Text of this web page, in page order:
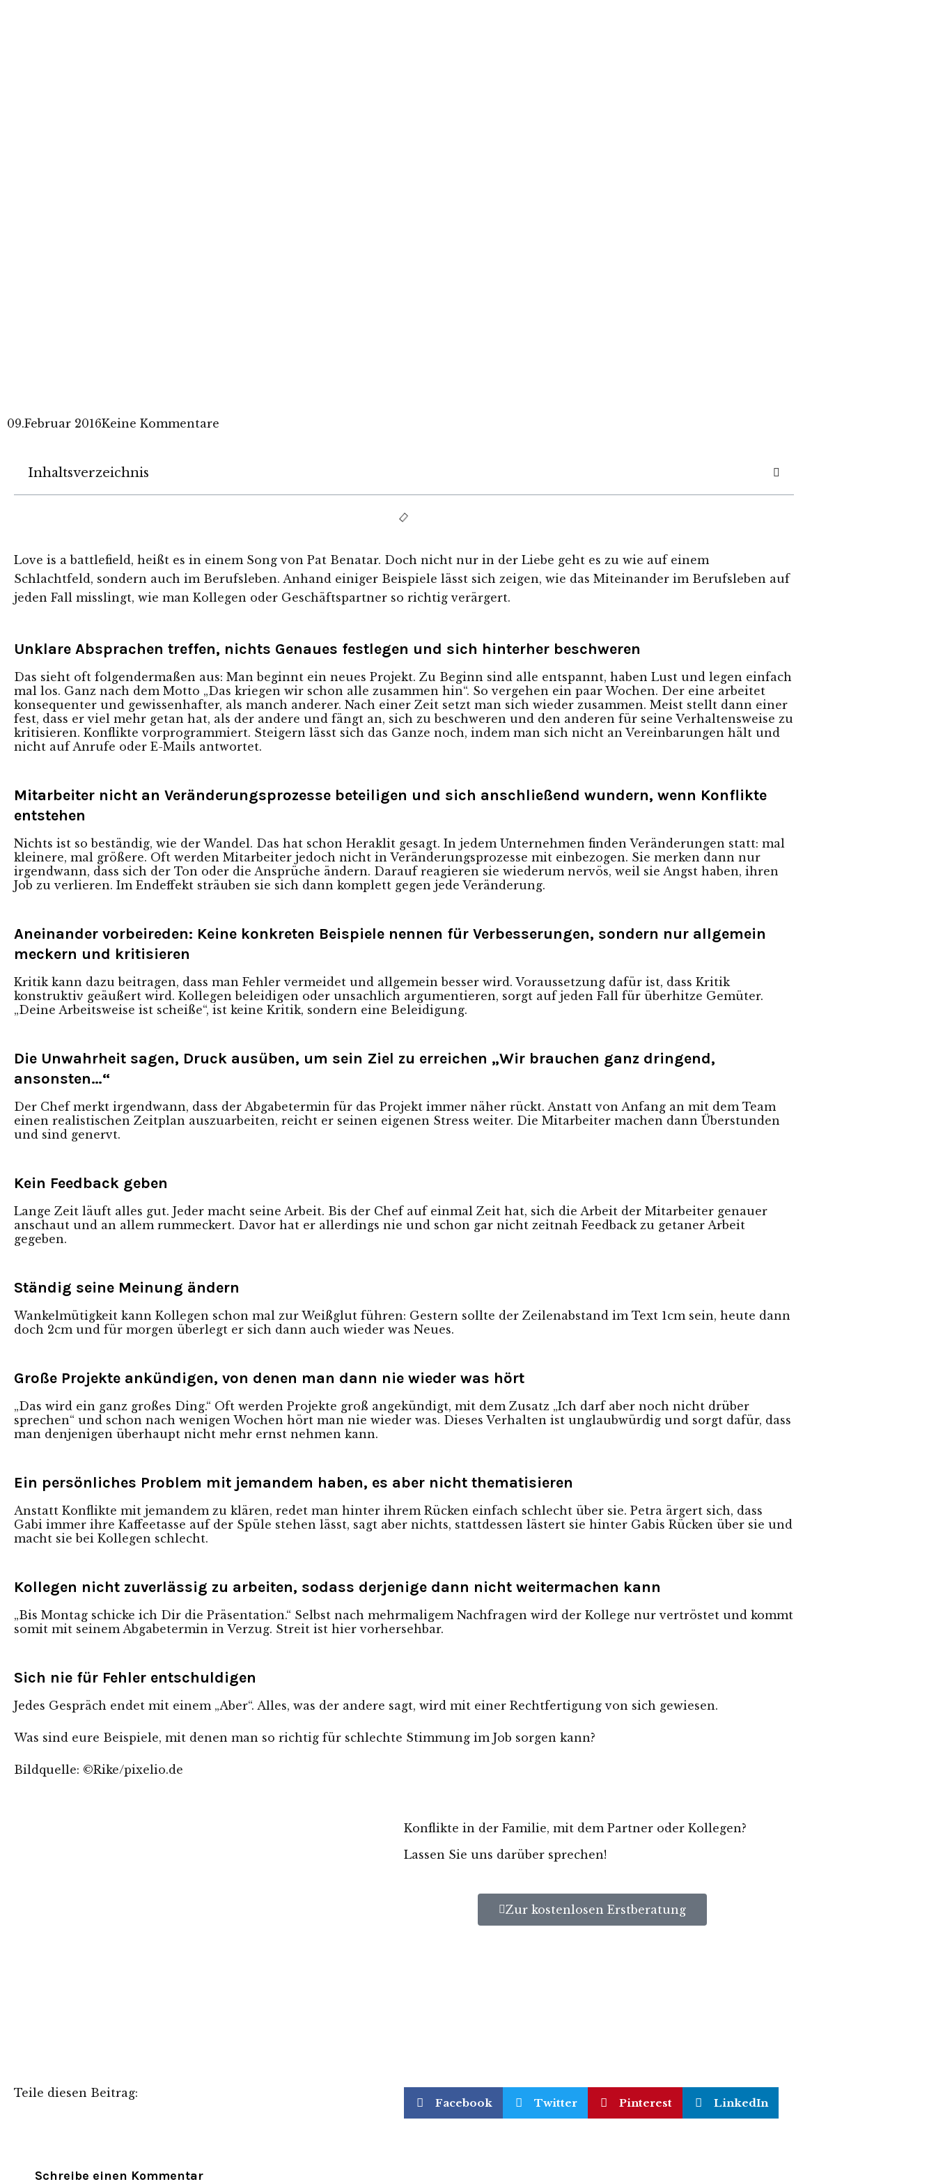
09.Februar 2016Keine Kommentare
Inhaltsverzeichnis
Love is a battlefield, heißt es in einem Song von Pat Benatar. Doch nicht nur in der Liebe geht es zu wie auf einem
Schlachtfeld, sondern auch im Berufsleben. Anhand einiger Beispiele lässt sich zeigen, wie das Miteinander im Berufsleben auf
jeden Fall misslingt, wie man Kollegen oder Geschäftspartner so richtig verärgert.
Unklare Absprachen treffen, nichts Genaues festlegen und sich hinterher beschweren
Das sieht oft folgendermaßen aus: Man beginnt ein neues Projekt. Zu Beginn sind alle entspannt, haben Lust und legen einfach
mal los. Ganz nach dem Motto „Das kriegen wir schon alle zusammen hin“. So vergehen ein paar Wochen. Der eine arbeitet
konsequenter und gewissenhafter, als manch anderer. Nach einer Zeit setzt man sich wieder zusammen. Meist stellt dann einer
fest, dass er viel mehr getan hat, als der andere und fängt an, sich zu beschweren und den anderen für seine Verhaltensweise zu
kritisieren. Konflikte vorprogrammiert. Steigern lässt sich das Ganze noch, indem man sich nicht an Vereinbarungen hält und
nicht auf Anrufe oder E-Mails antwortet.
Mitarbeiter nicht an Veränderungsprozesse beteiligen und sich anschließend wundern, wenn Konflikte
entstehen
Nichts ist so beständig, wie der Wandel. Das hat schon Heraklit gesagt. In jedem Unternehmen finden Veränderungen statt: mal
kleinere, mal größere. Oft werden Mitarbeiter jedoch nicht in Veränderungsprozesse mit einbezogen. Sie merken dann nur
irgendwann, dass sich der Ton oder die Ansprüche ändern. Darauf reagieren sie wiederum nervös, weil sie Angst haben, ihren
Job zu verlieren. Im Endeffekt sträuben sie sich dann komplett gegen jede Veränderung.
Aneinander vorbeireden: Keine konkreten Beispiele nennen für Verbesserungen, sondern nur allgemein
meckern und kritisieren
Kritik kann dazu beitragen, dass man Fehler vermeidet und allgemein besser wird. Voraussetzung dafür ist, dass Kritik
konstruktiv geäußert wird. Kollegen beleidigen oder unsachlich argumentieren, sorgt auf jeden Fall für überhitze Gemüter.
„Deine Arbeitsweise ist scheiße“, ist keine Kritik, sondern eine Beleidigung.
Die Unwahrheit sagen, Druck ausüben, um sein Ziel zu erreichen „Wir brauchen ganz dringend,
ansonsten…“
Der Chef merkt irgendwann, dass der Abgabetermin für das Projekt immer näher rückt. Anstatt von Anfang an mit dem Team
einen realistischen Zeitplan auszuarbeiten, reicht er seinen eigenen Stress weiter. Die Mitarbeiter machen dann Überstunden
und sind genervt.
Kein Feedback geben
Lange Zeit läuft alles gut. Jeder macht seine Arbeit. Bis der Chef auf einmal Zeit hat, sich die Arbeit der Mitarbeiter genauer
anschaut und an allem rummeckert. Davor hat er allerdings nie und schon gar nicht zeitnah Feedback zu getaner Arbeit
gegeben.
Ständig seine Meinung ändern
Wankelmütigkeit kann Kollegen schon mal zur Weißglut führen: Gestern sollte der Zeilenabstand im Text 1cm sein, heute dann
doch 2cm und für morgen überlegt er sich dann auch wieder was Neues.
Große Projekte ankündigen, von denen man dann nie wieder was hört
„Das wird ein ganz großes Ding.“ Oft werden Projekte groß angekündigt, mit dem Zusatz „Ich darf aber noch nicht drüber
sprechen“ und schon nach wenigen Wochen hört man nie wieder was. Dieses Verhalten ist unglaubwürdig und sorgt dafür, dass
man denjenigen überhaupt nicht mehr ernst nehmen kann.
Ein persönliches Problem mit jemandem haben, es aber nicht thematisieren
Anstatt Konflikte mit jemandem zu klären, redet man hinter ihrem Rücken einfach schlecht über sie. Petra ärgert sich, dass
Gabi immer ihre Kaffeetasse auf der Spüle stehen lässt, sagt aber nichts, stattdessen lästert sie hinter Gabis Rücken über sie und
macht sie bei Kollegen schlecht.
Kollegen nicht zuverlässig zu arbeiten, sodass derjenige dann nicht weitermachen kann
„Bis Montag schicke ich Dir die Präsentation.“ Selbst nach mehrmaligem Nachfragen wird der Kollege nur vertröstet und kommt
somit mit seinem Abgabetermin in Verzug. Streit ist hier vorhersehbar.
Sich nie für Fehler entschuldigen
Jedes Gespräch endet mit einem „Aber“. Alles, was der andere sagt, wird mit einer Rechtfertigung von sich gewiesen.
Was sind eure Beispiele, mit denen man so richtig für schlechte Stimmung im Job sorgen kann?
Bildquelle: ©Rike/pixelio.de
Konflikte in der Familie, mit dem Partner oder Kollegen?
Lassen Sie uns darüber sprechen!
Zur kostenlosen Erstberatung
Teile diesen Beitrag:
Facebook Twitter Pinterest LinkedIn
Schreibe einen Kommentar